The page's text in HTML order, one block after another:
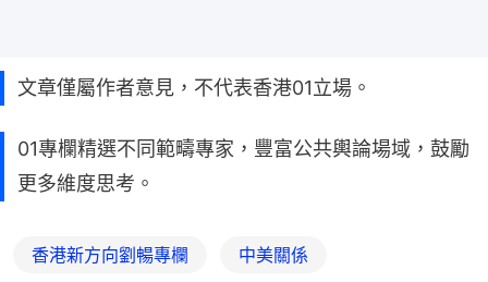
文章僅屬作者意見，不代表香港01立場。
01專欄精選不同範疇專家，豐富公共輿論場域，鼓勵
更多維度思考。
香港新方向劉暢專欄 中美關係